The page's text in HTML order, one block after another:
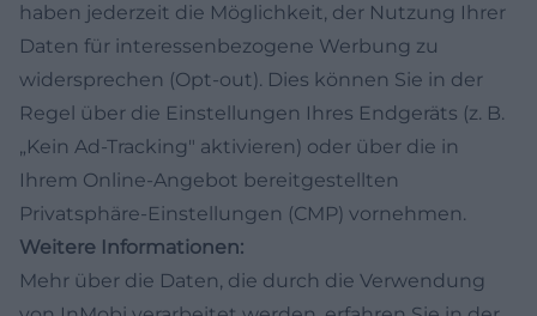
haben jederzeit die Möglichkeit, der Nutzung Ihrer
Daten für interessenbezogene Werbung zu
widersprechen (Opt-out). Dies können Sie in der
Regel über die Einstellungen Ihres Endgeräts (z. B.
„Kein Ad-Tracking" aktivieren) oder über die in
Ihrem Online-Angebot bereitgestellten
Privatsphäre-Einstellungen (CMP) vornehmen.
Weitere Informationen:
Mehr über die Daten, die durch die Verwendung